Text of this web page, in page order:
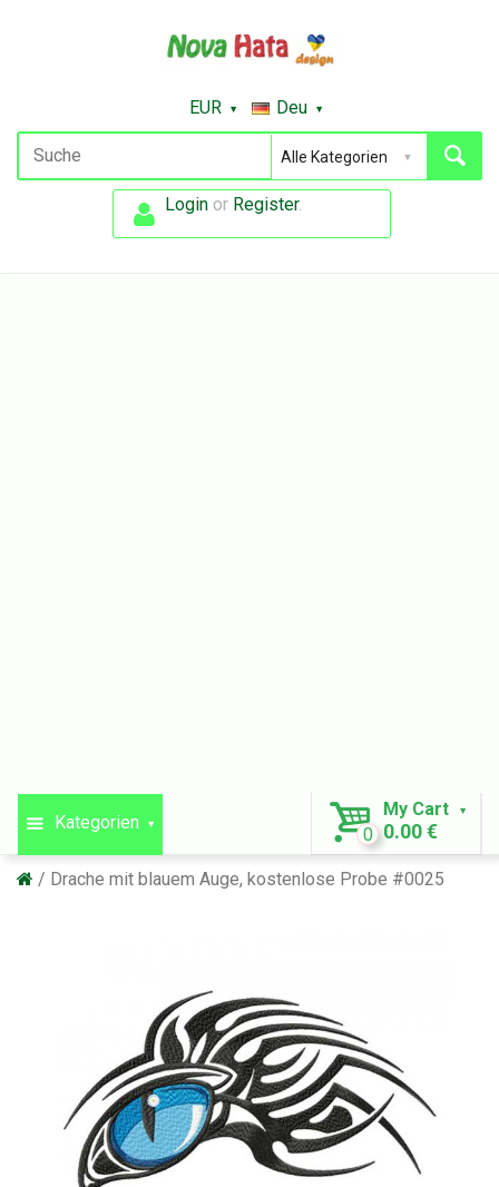
EUR Deu
Login or Register.
Kategorien
My Cart
0 0.00 €
Drache mit blauem Auge, kostenlose Probe #0025